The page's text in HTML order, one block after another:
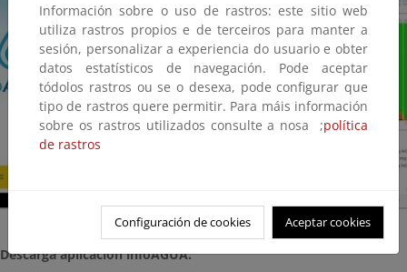
Descarga aplicación infoAGUA:
Información sobre o uso de rastros: este sitio web
utiliza rastros propios e de terceiros para manter a
sesión, personalizar a experiencia do usuario e obter
datos estatísticos de navegación. Pode aceptar
tódolos rastros ou se o desexa, pode configurar que
tipo de rastros quere permitir. Para máis información
sobre os rastros utilizados consulte a nosa ;política
de rastros
Configuración de cookies Aceptar cookies